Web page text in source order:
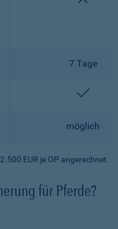
7 Tage
möglich
EUR je OP angerechnet.
für Pferde?